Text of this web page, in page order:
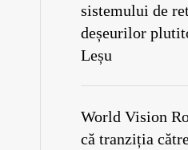
sistemului de
deșeurilor
Leșu
World Vision
că tranziția